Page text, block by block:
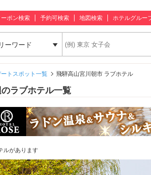
ーポン検索 予約可検索 地図検索 ホテルグルー
ーワード
トスポット一覧 飛騨高山宮川朝市 ラブホテル
ラブホテル一覧
ルがあります